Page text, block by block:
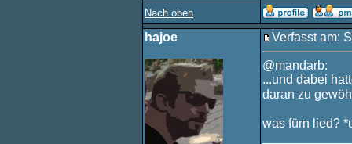
Nach oben
hajoe Verfasst am:
@mandarb:
...und dabei
daran zu
was fürn lied?